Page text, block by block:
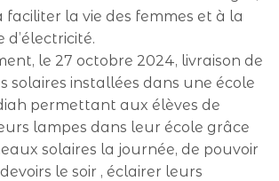
faciliter la vie des femmes et à la
le 27 octobre 2024, livraison de
solaires installées dans une école
permettant aux élèves de
lampes dans leur école grâce
solaires la journée, de pouvoir
le soir , éclairer leurs